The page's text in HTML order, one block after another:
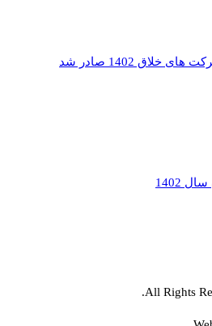
صادر شد